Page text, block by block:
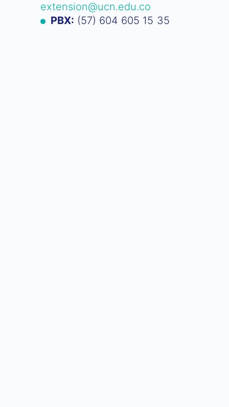
extension@ucn.edu.co
PBX: (57) 604 605 15 35